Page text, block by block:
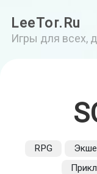
LeeTor.Ru
Игры для всех,
RPG